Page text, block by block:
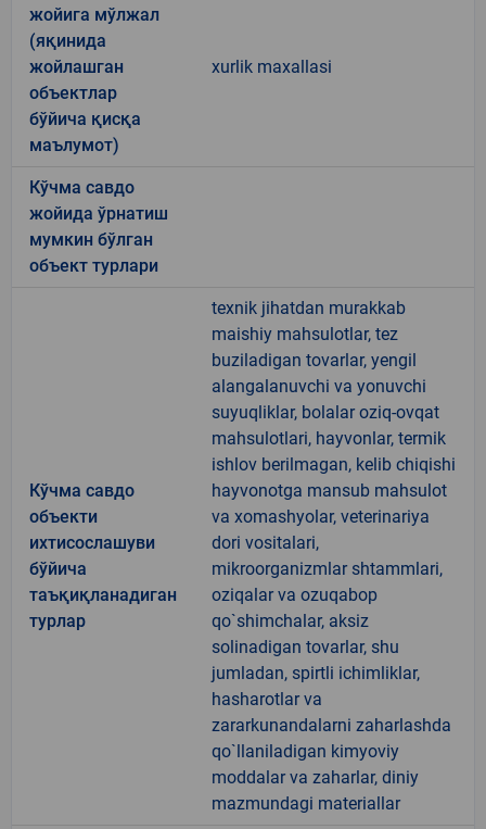
жойига мўлжал
(яқинида
жойлашган
объектлар
бўйича қисқа
маълумот)
xurlik maxallasi
Кўчма савдо
жойида ўрнатиш
мумкин бўлган
объект турлари
Кўчма савдо
объекти
ихтисослашуви
бўйича
таъқиқланадиган
турлар
texnik jihatdan murakkab
maishiy mahsulotlar, tez
buziladigan tovarlar, yengil
alangalanuvchi va yonuvchi
suyuqliklar, bolalar oziq-ovqat
mahsulotlari, hayvonlar, termik
ishlov berilmagan, kelib chiqishi
hayvonotga mansub mahsulot
va xomashyolar, veterinariya
dori vositalari,
mikroorganizmlar shtammlari,
oziqalar va ozuqabop
qo`shimchalar, aksiz
solinadigan tovarlar, shu
jumladan, spirtli ichimliklar,
hasharotlar va
zararkunandalarni zaharlashda
qo`llaniladigan kimyoviy
moddalar va zaharlar, diniy
mazmundagi materiallar